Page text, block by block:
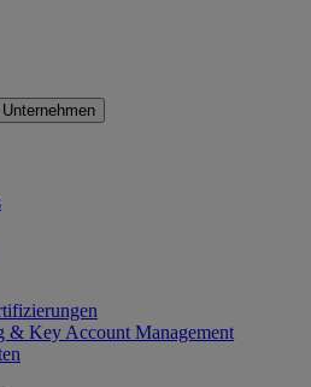
Unternehmen
& Key Account Management